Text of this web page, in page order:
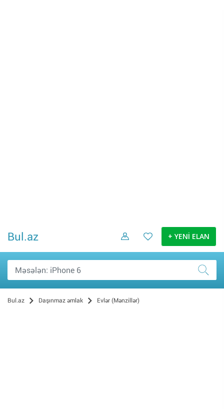
Bul.az + YENİ ELAN
Bul.az Daşınmaz əmlak Evlər (Mənzillər)